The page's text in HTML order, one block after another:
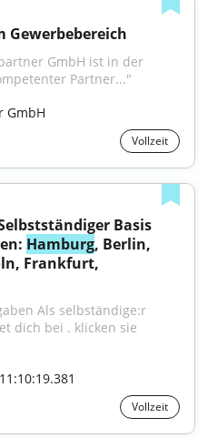
Gewerbebereich
GmbH ist in der
Partner..."
GmbH
Vollzeit
Basis
Hamburg, Berlin,
Frankfurt,
dich bei . klicken sie
Vollzeit